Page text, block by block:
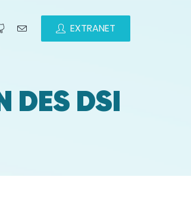
EXTRANET
DES DSI